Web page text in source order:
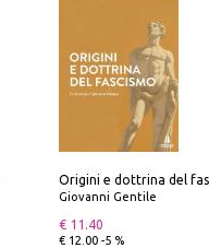
Origini e dottrina del
Giovanni Gentile
€ 11.40
€ 12.00 -5 %